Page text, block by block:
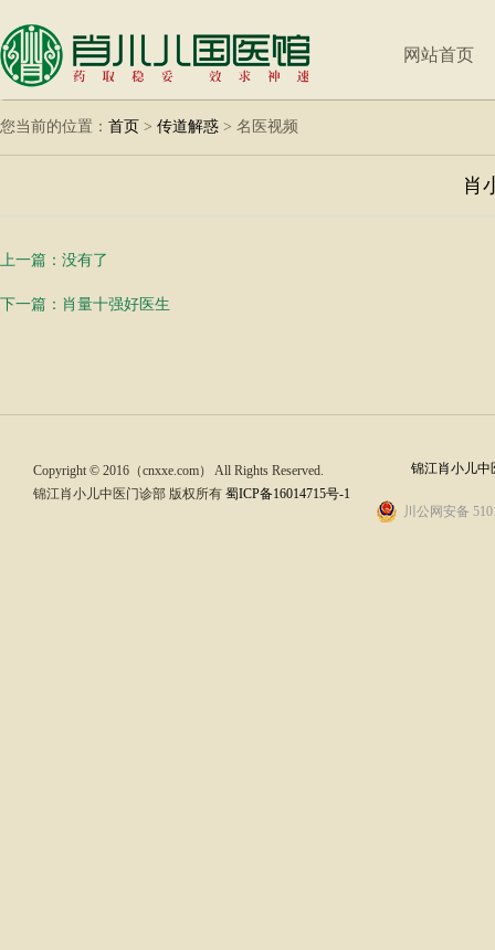
网站首页
您当前的位置： 首页 > 传道解惑 > 名医视频
肖
上一篇：没有了
下一篇： 肖量十强好医生
Copyright © 2016（cnxxe.com） All Rights Reserved.
锦江肖小儿中医门诊部 版权所有 蜀ICP备16014715号-1
锦江肖小儿
川公网安备